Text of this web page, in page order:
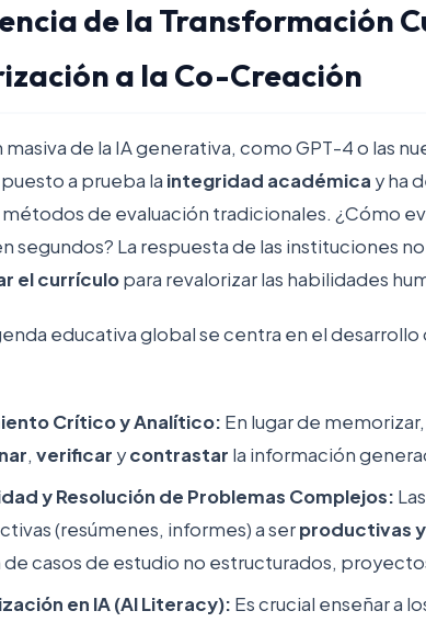
de la Transformación
a la Co-Creación
masiva de la IA generativa, como GPT-4 o las
a prueba la integridad académica y ha
de evaluación tradicionales. ¿Cómo
segundos? La respuesta de las instituciones
el currículopara revalorizar las habilidades
educativa global se centra en el desarrollo
Crítico y Analítico: En lugar de
, verificar ycontrastar la información
y Resolución de Problemas Complejos:
(resúmenes, informes) a serproductivas
de casos de estudio no estructurados,
en IA (AI Literacy): Es crucial enseñar a